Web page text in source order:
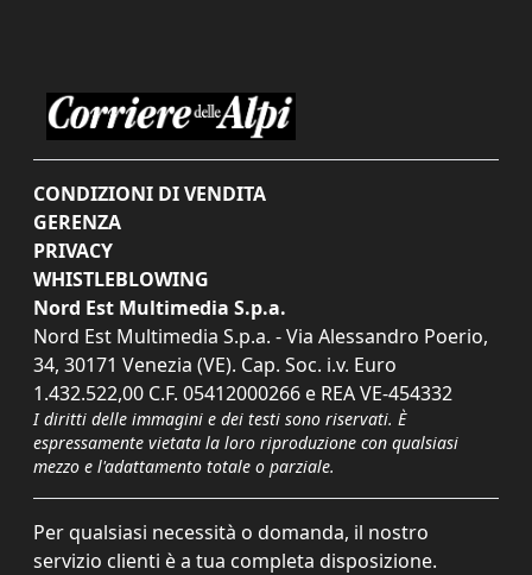
CONDIZIONI DI VENDITA
GERENZA
PRIVACY
WHISTLEBLOWING
Nord Est Multimedia S.p.a.
Nord Est Multimedia S.p.a. - Via Alessandro Poerio,
34, 30171 Venezia (VE). Cap. Soc. i.v. Euro
1.432.522,00 C.F. 05412000266 e REA VE-454332
I diritti delle immagini e dei testi sono riservati. È
espressamente vietata la loro riproduzione con qualsiasi
mezzo e l'adattamento totale o parziale.
Per qualsiasi necessità o domanda, il nostro
servizio clienti è a tua completa disposizione.